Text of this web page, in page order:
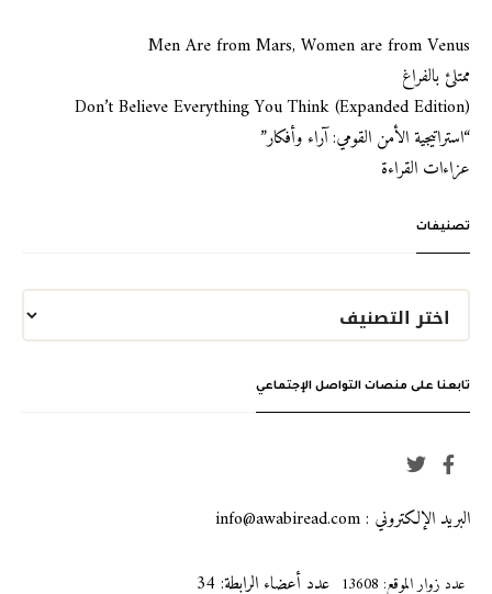
Men Are from Mars, Women are from Venus
ممتلئ بالفراغ
Don’t Believe Everything You Think (Expanded Edition)
“استراتيجية الأمن القومي: آراء وأفكار”
عزاءات القراءة
تصنيفات
تابعنا على منصات التواصل الإجتماعي
البريد الإلكتروني : info@awabiread.com
عدد زوار الموقع: 13608 عدد أعضاء الرابطة: 34